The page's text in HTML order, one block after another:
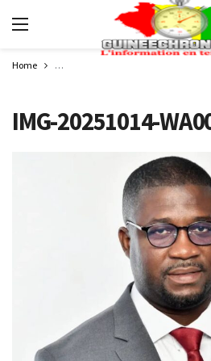
Home Présidentielle 2025 : Ousmane OC
IMG-20251014-